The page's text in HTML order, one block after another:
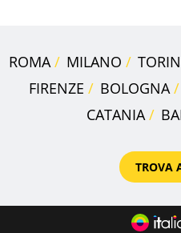
ROMA MILANO
FIRENZE
BOLOGNA
CATANIA
TROVA